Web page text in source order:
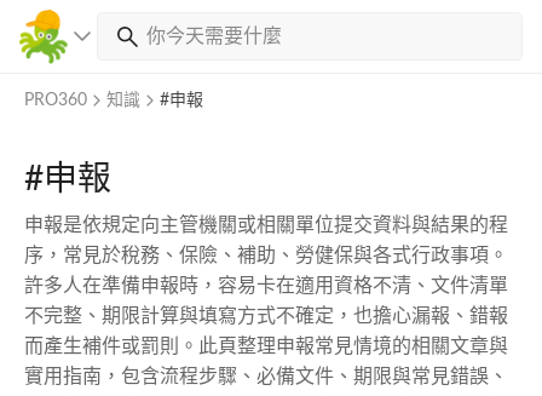
PRO360 知識 #申報
#申報
申報是依規定向主管機關或相關單位提交資料與結果的程
序，常見於稅務、保險、補助、勞健保與各式行政事項。
許多人在準備申報時，容易卡在適用資格不清、文件清單
不完整、期限計算與填寫方式不確定，也擔心漏報、錯報
而產生補件或罰則。此頁整理申報常見情境的相關文章與
實用指南，包含流程步驟、必備文件、期限與常見錯誤、